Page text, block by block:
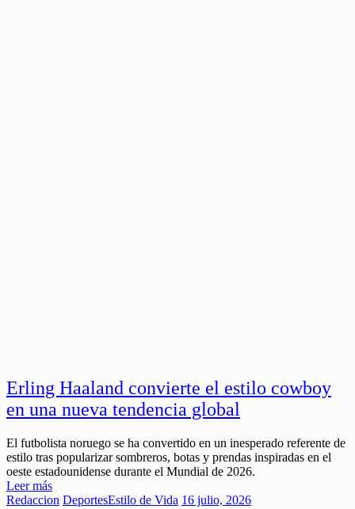
Erling Haaland convierte el estilo cowboy
en una nueva tendencia global
El futbolista noruego se ha convertido en un inesperado referente de
estilo tras popularizar sombreros, botas y prendas inspiradas en el
oeste estadounidense durante el Mundial de 2026.
Leer más
Redaccion DeportesEstilo de Vida 16 julio, 2026